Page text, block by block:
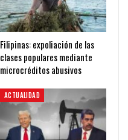
Filipinas: expoliación de las
clases populares mediante
microcréditos abusivos
ACTUALIDAD